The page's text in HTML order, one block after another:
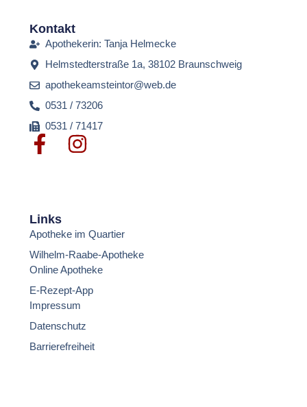
Kontakt
Apothekerin: Tanja Helmecke
Helmstedterstraße 1a, 38102 Braunschweig
apothekeamsteintor@web.de
0531 / 73206
0531 / 71417
Links
Apotheke im Quartier
Wilhelm-Raabe-Apotheke
Online Apotheke
E-Rezept-App
Impressum
Datenschutz
Barrierefreiheit